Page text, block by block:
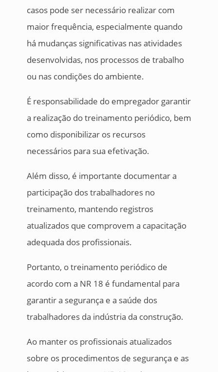
casos pode ser necessário realizar com
maior frequência, especialmente quando
há mudanças significativas nas atividades
desenvolvidas, nos processos de trabalho
ou nas condições do ambiente.
É responsabilidade do empregador garantir
a realização do treinamento periódico, bem
como disponibilizar os recursos
necessários para sua efetivação.
Além disso, é importante documentar a
participação dos trabalhadores no
treinamento, mantendo registros
atualizados que comprovem a capacitação
adequada dos profissionais.
Portanto, o treinamento periódico de
acordo com a NR 18 é fundamental para
garantir a segurança e a saúde dos
trabalhadores da indústria da construção.
Ao manter os profissionais atualizados
sobre os procedimentos de segurança e as